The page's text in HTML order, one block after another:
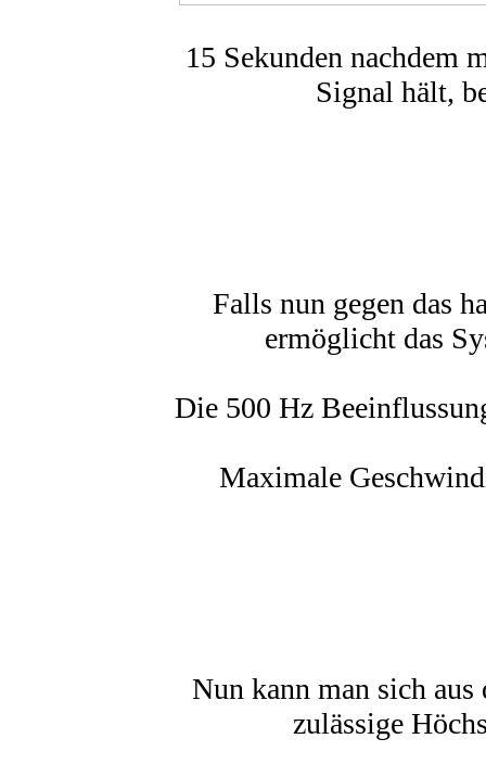
15 Sekunden nachdem
Signal hält,
Falls nun gegen das
ermöglicht das
Die 500 Hz
Maximale
Nun kann man sich
zulässige